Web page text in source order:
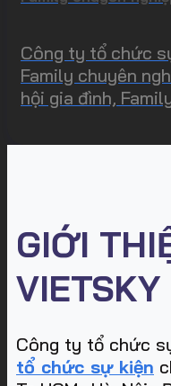
Công ty tổ chức
Family chuyên
hội gia đình,
GIỚI
VIETSKY
Công ty tổ chức
tổ chức sự kiện